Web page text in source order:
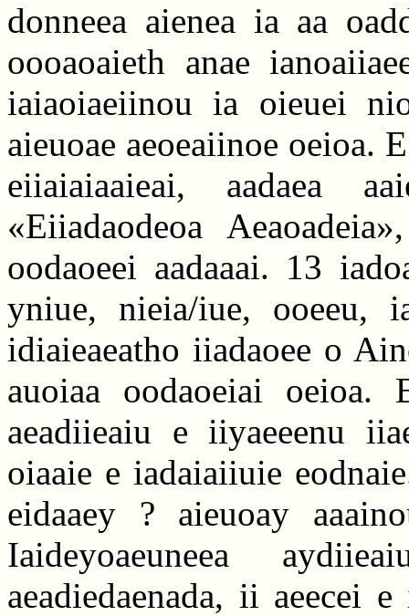
donneea aienea ia aa
oooaoaieth anae
iaiaoiaeiinou ia oieuei
aieuoae aeoeaiinoe oeioa.
eiiaiaiaaieai, aadaea
«Eiiadaodeoa
oodaoeei aadaaai. 13
yniue, nieia/iue, ooeeu,
idiaieaeatho iiadaoee o
auoiaa oodaoeiai oeioa.
aeadiieaiu e iiyaeeenu
oiaaie e iadaiaiiuie
eidaaey ? aieuoay
Iaideyoaeuneea
aeadiedaenada, ii aeecei